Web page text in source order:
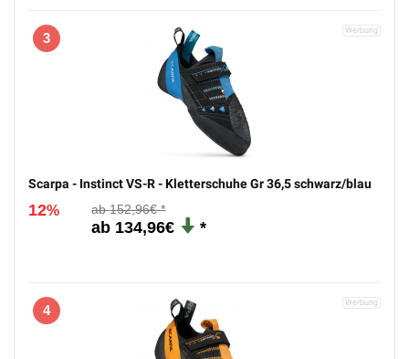
3
Scarpa - Instinct VS-R - Kletterschuhe Gr 36,5 schwarz/blau
12% 152,96€
134,96€
4